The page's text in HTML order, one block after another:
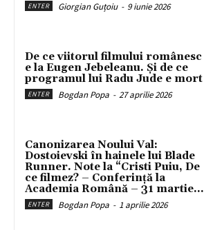
ENTER Giorgian Guțoiu - 9 iunie 2026
De ce viitorul filmului românesc
e la Eugen Jebeleanu. Și de ce
programul lui Radu Jude e mort
ENTER Bogdan Popa - 27 aprilie 2026
Canonizarea Noului Val:
Dostoievski în hainele lui Blade
Runner. Note la “Cristi Puiu, De
ce filmez? – Conferință la
Academia Română – 31 martie...
ENTER Bogdan Popa - 1 aprilie 2026